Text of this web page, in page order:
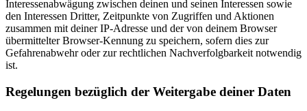
Interessenabwägung zwischen deinen und seinen Interessen sowie
den Interessen Dritter, Zeitpunkte von Zugriffen und Aktionen
zusammen mit deiner IP-Adresse und der von deinem Browser
übermittelter Browser-Kennung zu speichern, sofern dies zur
Gefahrenabwehr oder zur rechtlichen Nachverfolgbarkeit notwendig
ist.
Regelungen bezüglich der Weitergabe deiner Daten